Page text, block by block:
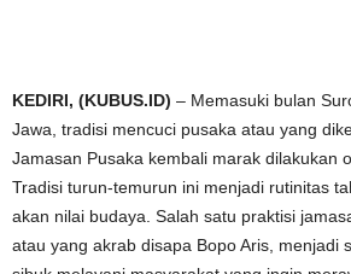
KEDIRI, (KUBUS.ID) – Memasuki bulan
Jawa, tradisi mencuci pusaka atau yang
Jamasan Pusaka kembali marak dilakukan
Tradisi turun-temurun ini menjadi rutinitas
akan nilai budaya. Salah satu praktisi
atau yang akrab disapa Bopo Aris, menjadi